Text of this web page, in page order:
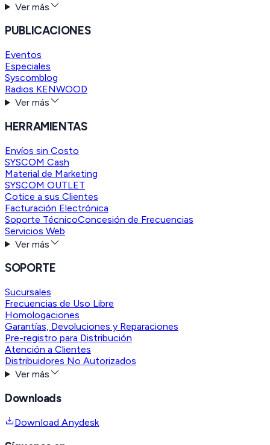
Ver más
PUBLICACIONES
Eventos
Especiales
Syscomblog
Radios KENWOOD
Ver más
HERRAMIENTAS
Envíos sin Costo
SYSCOM Cash
Material de Marketing
SYSCOM OUTLET
Cotice a sus Clientes
Facturación Electrónica
Soporte TécnicoConcesión de Frecuencias
Servicios Web
Ver más
SOPORTE
Sucursales
Frecuencias de Uso Libre
Homologaciones
Garantías, Devoluciones y Reparaciones
Pre-registro para Distribución
Atención a Clientes
Distribuidores No Autorizados
Ver más
Downloads
Download Anydesk